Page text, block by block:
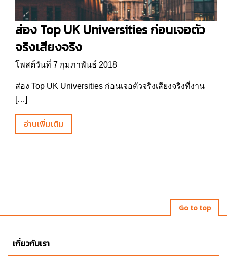
ส่อง Top UK Universities ก่อนเจอตัว
จริงเสียงจริง
โพสต์วันที่ 7 กุมภาพันธ์ 2018
ส่อง Top UK Universities ก่อนเจอตัวจริงเสียงจริงที่งาน
[…]
อ่านเพิ่มเติม
Go to top
เกี่ยวกับเรา